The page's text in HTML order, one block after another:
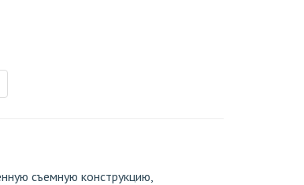
съемную конструкцию,